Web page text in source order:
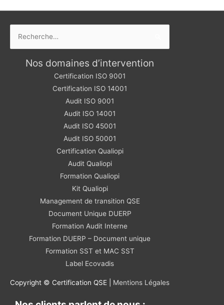
Nos domaines d’intervention
Certification ISO 9001
Certification ISO 14001
Audit ISO 9001
Audit ISO 14001
Audit ISO 45001
Audit ISO 50001
Certification Qualiopi
Audit Qualiopi
Formation Qualiopi
Kit Qualiopi
Management de transition QSE
Document Unique DUERP
Formation Audit Interne
Formation DUERP – Document unique
Formation SST et MAC SST
Label Ecovadis
Copyright © Certification QSE | Mentions Légales